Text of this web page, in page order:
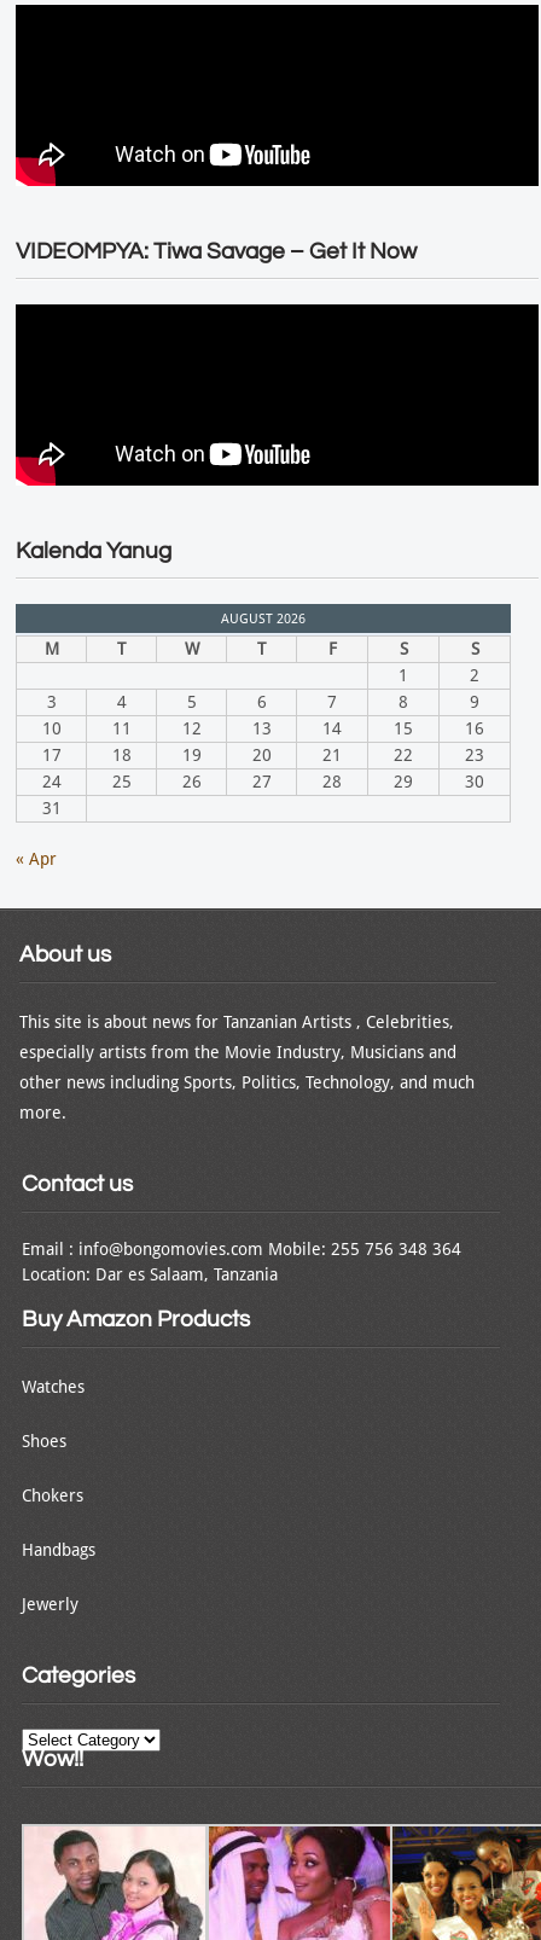
VIDEOMPYA: Tiwa Savage – Get It Now
Kalenda Yanug
AUGUST 2026
M T W T F S
S
1
2
3
4 5 6 7 8
9
10
11 12 13 14 15
16
17
18 19 20 21 22
23
24
25 26 27 28 29
30
31
« Apr
About us
This site is about news for Tanzanian Artists , Celebrities,
especially artists from the Movie Industry, Musicians and
other news including Sports, Politics, Technology, and much
more.
Contact us
Email : info@bongomovies.com Mobile: 255 756 348 364
Location: Dar es Salaam, Tanzania
Buy Amazon Products
Watches
Shoes
Chokers
Handbags
Jewerly
Categories
Categories
Wow!!